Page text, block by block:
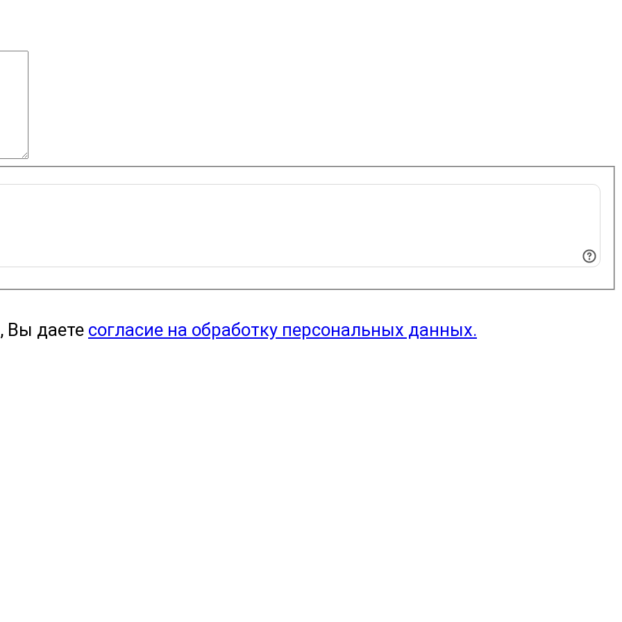
Вы даете согласие на обработку персональных данных.